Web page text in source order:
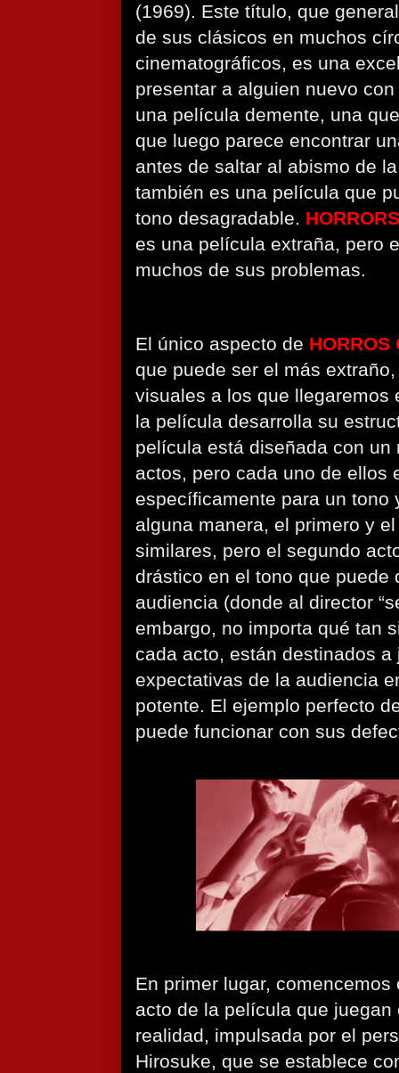
(1969). Este título, que
de sus clásicos en muchos
cinematográficos, es una
presentar a alguien nuevo
una película demente, una
que luego parece encontrar
antes de saltar al abismo de
también es una película que
tono desagradable.
es una película extraña, pero
muchos de sus problemas.
El único aspecto de HORROS
que puede ser el más
visuales a los que llegaremos
la película desarrolla su
película está diseñada con
actos, pero cada uno de ellos
específicamente para un tono
alguna manera, el primero y
similares, pero el segundo
drástico en el tono que puede
audiencia (donde al director
embargo, no importa qué tan
cada acto, están destinados a
expectativas de la audiencia
potente. El ejemplo perfecto
puede funcionar con sus
En primer lugar,
acto de la película que
realidad, impulsada por el
Hirosuke, que se establece